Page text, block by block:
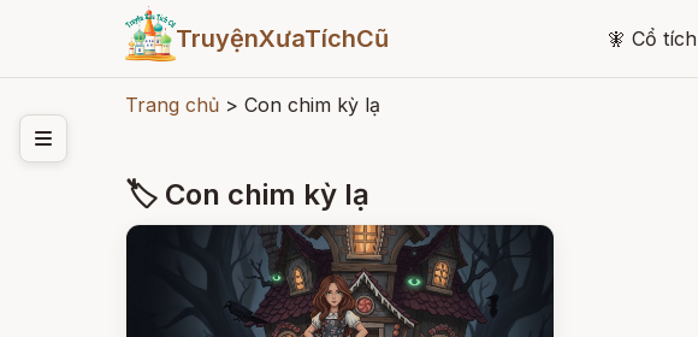
TruyệnXưaTíchCũ 🧚 Cổ tích
Trang chủ > Con chim kỳ lạ
🏷 Con chim kỳ lạ